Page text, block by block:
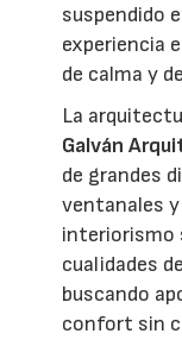
suspendido
experiencia
de calma y
La
Galván
de grandes
ventanales
interiorismo
cualidades
buscando
confort sin